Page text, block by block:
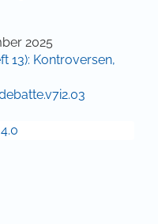
2025
13): Kontroversen,
ohne